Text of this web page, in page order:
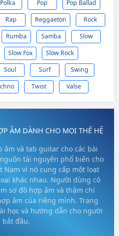
Polka Pop
Pop Ballad
Rap Reggaeton
Rock
Rumba Samba
Slow
Slow Fox
Slow Rock
Soul Surf
Swing
Twist Valse
ÂM DÀNH CHO MỌI THẾ HỆ
âm và tab guitar cho các bài
tài nguyên phổ biến cho
Nam vì nó cung cấp một loạt
khác nhau. Người dùng có
sơ đồ hợp âm và thậm chí
âm của riêng mình. Trang
học và hướng dẫn cho người
bắt đầu.